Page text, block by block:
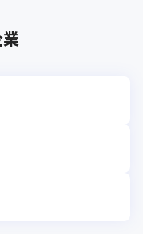
ムを受講し、
レーション・センタ
るように設計していま
、今回のプロジェクト
材不足の課題解決に寄